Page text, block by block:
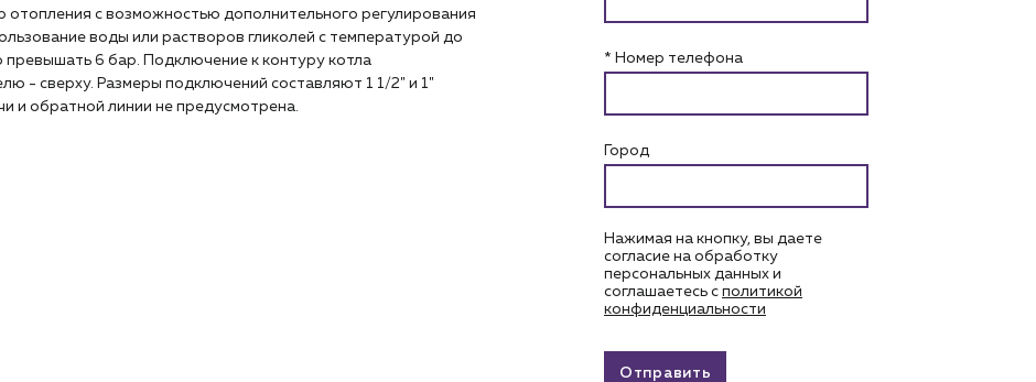
отопления с возможностью дополнительного регулирования
воды или растворов гликолей с температурой до
превышать 6 бар. Подключение к контуру котла
- сверху. Размеры подключений составляют 1 1/2" и 1"
и обратной линии не предусмотрена.
* Номер телефона
Город
Нажимая на кнопку, вы даете
согласие на обработку
персональных данных и
соглашаетесь c политикой
конфиденциальности
Отправить